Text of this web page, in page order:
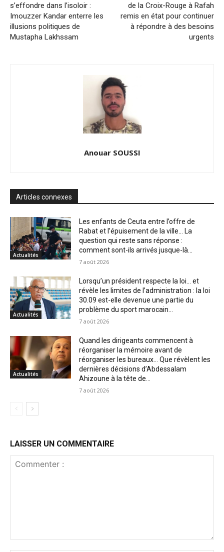
s’effondre dans l’isoloir :
Imouzzer Kandar enterre les
illusions politiques de
Mustapha Lakhssam
de la Croix-Rouge à Rafah
remis en état pour continuer
à répondre à des besoins
urgents
Anouar SOUSSI
Articles connexes
Actualités
Les enfants de Ceuta entre l’offre de
Rabat et l’épuisement de la ville… La
question qui reste sans réponse :
comment sont-ils arrivés jusque-là...
7 août 2026
Actualités
Lorsqu’un président respecte la loi… et
révèle les limites de l’administration : la loi
30.09 est-elle devenue une partie du
problème du sport marocain...
7 août 2026
Actualités
Quand les dirigeants commencent à
réorganiser la mémoire avant de
réorganiser les bureaux… Que révèlent les
dernières décisions d’Abdessalam
Ahizoune à la tête de...
7 août 2026
LAISSER UN COMMENTAIRE